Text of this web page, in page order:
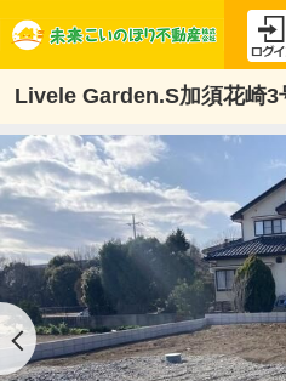
Livele Garden.S加須花崎3